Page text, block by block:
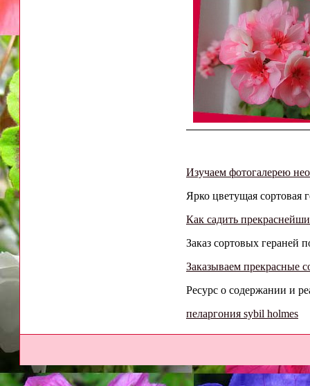
Изучаем фотогалерею
Ярко цветущая сортовая
Как садить
Заказ сортовых гераней
Заказываем прекрасные
Ресурс о содержании и
пеларгония sybil holmes